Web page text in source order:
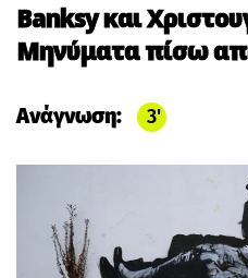
Banksy και
Μηνύματα πίσω
Ανάγνωση: 3